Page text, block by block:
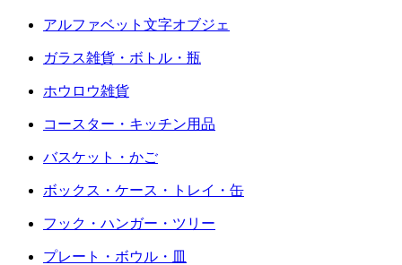
アルファベット文字オブジェ
ガラス雑貨・ボトル・瓶
ホウロウ雑貨
コースター・キッチン用品
バスケット・かご
ボックス・ケース・トレイ・缶
フック・ハンガー・ツリー
プレート・ボウル・皿